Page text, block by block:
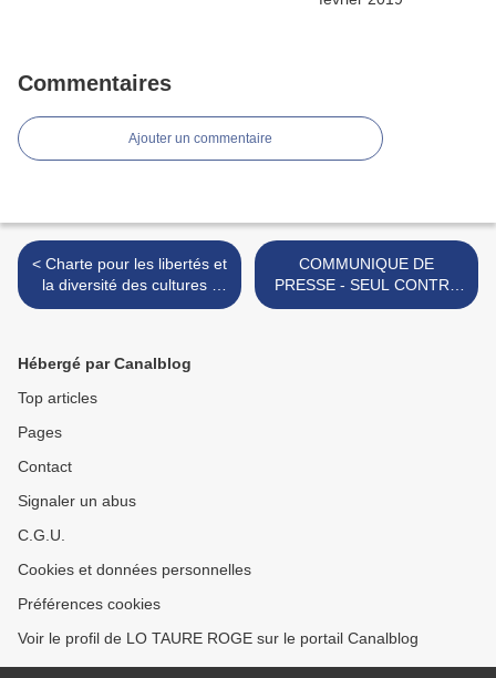
Commentaires
Ajouter un commentaire
< Charte pour les libertés et
la diversité des cultures -
esprit du Sud
COMMUNIQUE DE
PRESSE - SEUL CONTRE
6 - CAMILLE JUAN >
Hébergé par Canalblog
Top articles
Pages
Contact
Signaler un abus
C.G.U.
Cookies et données personnelles
Préférences cookies
Voir le profil de LO TAURE ROGE sur le portail Canalblog